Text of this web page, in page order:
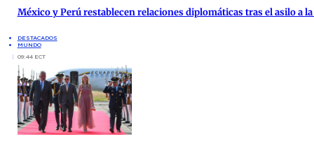
México y Perú restablecen relaciones diplomáticas tras el asilo a
DESTACADOS
MUNDO
09:44 ECT